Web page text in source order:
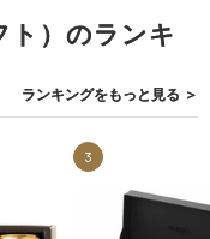
ト）のランキ
ランキングをもっと見る ＞
3